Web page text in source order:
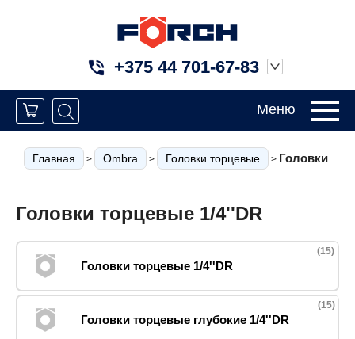
+375 44 701-67-83
Меню
Главная > Ombra > Головки торцевые > Головки
Головки торцевые 1/4''DR
Головки торцевые 1/4''DR
(15)
Головки торцевые глубокие 1/4''DR
(15)